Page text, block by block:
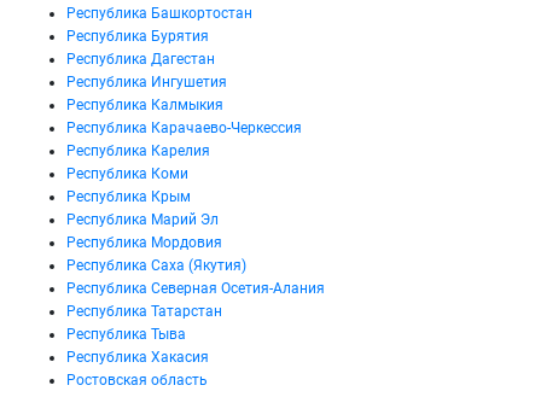
Республика Башкортостан
Республика Бурятия
Республика Дагестан
Республика Ингушетия
Республика Калмыкия
Республика Карачаево-Черкессия
Республика Карелия
Республика Коми
Республика Крым
Республика Марий Эл
Республика Мордовия
Республика Саха (Якутия)
Республика Северная Осетия-Алания
Республика Татарстан
Республика Тыва
Республика Хакасия
Ростовская область